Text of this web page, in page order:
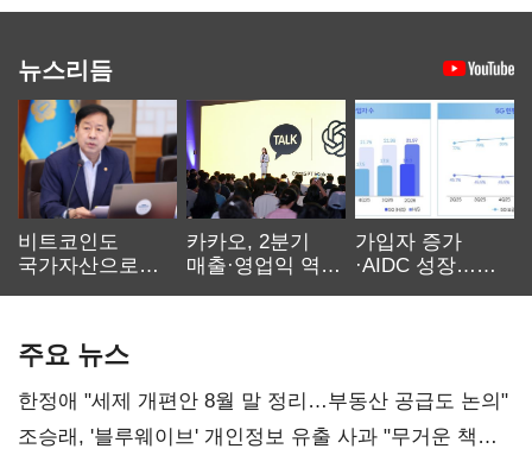
뉴스리듬
비트코인도
국가자산으로…'
카카오, 2분기
매출·영업익 역대
가입자 증가
·AIDC 성장…
주요 뉴스
한정애 "세제 개편안 8월 말 정리…부동산 공급도 논의"
조승래, '블루웨이브' 개인정보 유출 사과 "무거운 책임